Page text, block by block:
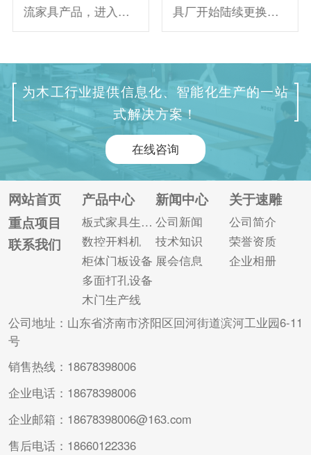
流家具产品，进入人
们的生活。板式家具
的代表，也受到了家
具制造业的青睐。板
式家具生产线作为板
式家具生产主要设
备，更是受到了各大
家具生产厂家的专注!
家具生产线是板式家
具生产的先进设备，
可根据不同的生产加
工要求生产各种定制
家具。一条完整的板
式家具生产线分为不
具厂开始陆续更换生
产设备，许多家具厂
质量的板式家具生产
线。那么大家知道加
工衣柜方面选择智能
化家具生产线具备哪
些优势吗?你对此了解
多少? 一、自动化程
度高。 智能开料机取
代传统的人工操作，
实现自动上下料。整
个过程中，只需要一
个工人做一些必要的
翻板工作，大大提高
为木工行业提供信息化、智能化生产的一站
式解决方案！
在线咨询
网站首页
重点项目
联系我们
产品中心
板式家具生产线
数控开料机
柜体门板设备
多面打孔设备
木门生产线
新闻中心
公司新闻
技术知识
展会信息
关于速雕
公司简介
荣誉资质
企业相册
公司地址：山东省济南市济阳区回河街道滨河工业园6-11
号
销售热线：18678398006
企业电话：18678398006
企业邮箱：18678398006@163.com
售后电话：18660122336